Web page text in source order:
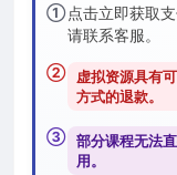
①点击立即获取
请联系客服。
② 虚拟资源具有
方式的退款。
③ 部分课程无法
用。